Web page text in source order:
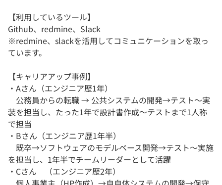
【利用しているツール】
Github、redmine、Slack
※redmine、slackを活用してコミュニケーションを取っ
ています。
【キャリアアップ事例】
・Aさん（エンジニア歴1年）
公務員からの転職 → 公共システムの開発→テスト～実
装を担当し、たった1年で設計書作成～テストまで1人称
で担当
・Bさん（エンジニア歴1年半）
既卒→ソフトウェアのモデルベース開発→テスト～実施
を担当し、1年半でチームリーダーとして活躍
・Cさん （エンジニア歴2年）